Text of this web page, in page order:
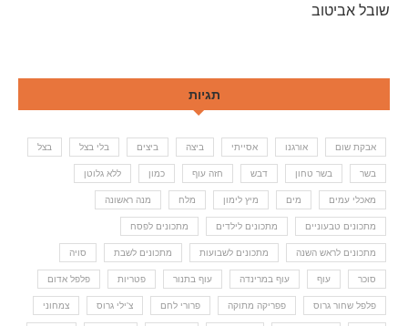
שובל אביטוב
תגיות
אבקת שום אורגנו אסייתי ביצה ביצים בלי בצל בצל
בשר בשר טחון דבש חזה עוף כמון ללא גלוטן
מאכלי עמים מים מיץ לימון מלח מנה ראשונה
מתכונים טבעוניים מתכונים לילדים מתכונים לפסח
מתכונים לראש השנה מתכונים לשבועות מתכונים לשבת סויה
סוכר עוף עוף במרינדה עוף בתנור פטריות פלפל אדום
פלפל שחור גרוס פפריקה מתוקה פרורי לחם צ'ילי גרוס צמחוני